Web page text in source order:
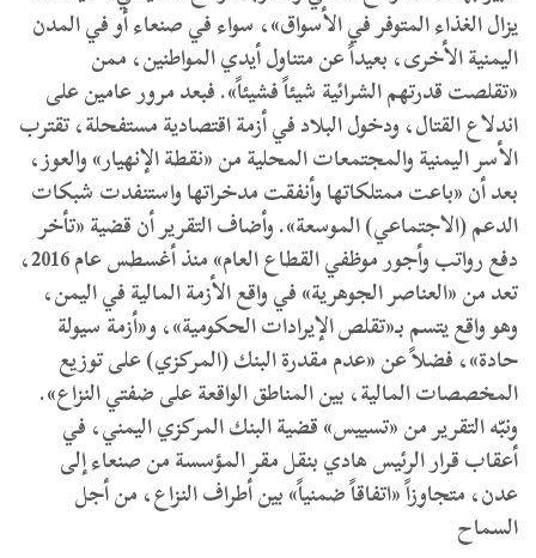
يزال الغذاء المتوفر في الأسواق»، سواء في صنعاء أو في المدن
اليمنية الأخرى، بعيداً عن متناول أيدي المواطنين، ممن
«تقلصت قدرتهم الشرائية شيئاً فشيئاً». فبعد مرور عامين على
اندلاع القتال، ودخول البلاد في أزمة اقتصادية مستفحلة، تقترب
الأسر اليمنية والمجتمعات المحلية من «نقطة الإنهيار» والعوز،
بعد أن «باعت ممتلكاتها وأنفقت مدخراتها واستنفدت شبكات
الدعم (الاجتماعي) الموسعة». وأضاف التقرير أن قضية «تأخر
دفع رواتب وأجور موظفي القطاع العام» منذ أغسطس عام 2016،
تعد من «العناصر الجوهرية» في واقع الأزمة المالية في اليمن،
وهو واقع يتسم بـ«تقلص الإيرادات الحكومية»، و«أزمة سيولة
حادة»، فضلاً عن «عدم مقدرة البنك (المركزي) على توزيع
المخصصات المالية، بين المناطق الواقعة على ضفتي النزاع».
ونبّه التقرير من «تسييس» قضية البنك المركزي اليمني، في
أعقاب قرار الرئيس هادي بنقل مقر المؤسسة من صنعاء إلى
عدن، متجاوزاً «اتفاقاً ضمنياً» بين أطراف النزاع، من أجل
السماح